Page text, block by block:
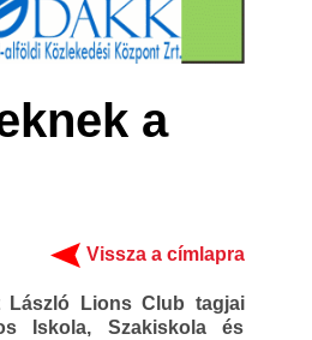
a
Vissza a címlapra
László Lions Club tagjai
Iskola, Szakiskola és